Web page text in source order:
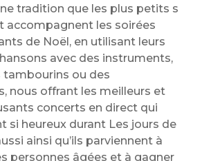
tradition que les plus petits s
accompagnent les soirées
de Noël, en utilisant leurs
avec des instruments,
tambourins ou des
nous offrant les meilleurs et
concerts en direct qui
si heureux durant Les jours de
ainsi qu’ils parviennent à
personnes âgées et à gagner